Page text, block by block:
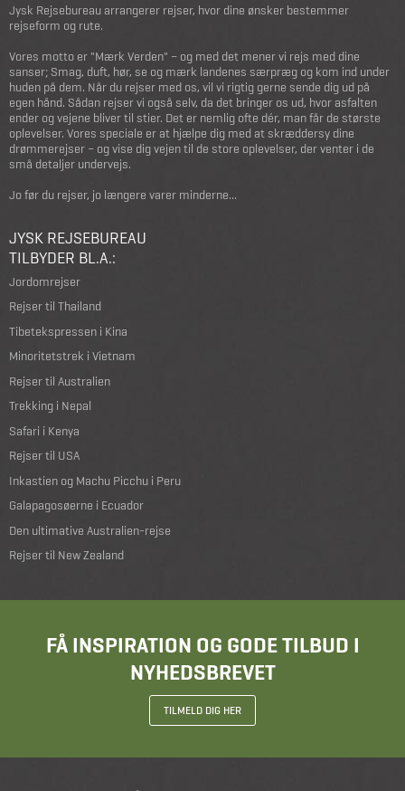
Jysk Rejsebureau arrangerer rejser, hvor dine ønsker bestemmer
rejseform og rute.
Vores motto er "Mærk Verden" – og med det mener vi rejs med dine
sanser; Smag, duft, hør, se og mærk landenes særpræg og kom ind under
huden på dem. Når du rejser med os, vil vi rigtig gerne sende dig ud på
egen hånd. Sådan rejser vi også selv, da det bringer os ud, hvor asfalten
ender og vejene bliver til stier. Det er nemlig ofte dér, man får de største
oplevelser. Vores speciale er at hjælpe dig med at skræddersy dine
drømmerejser – og vise dig vejen til de store oplevelser, der venter i de
små detaljer undervejs.
Jo før du rejser, jo længere varer minderne...
JYSK REJSEBUREAU
TILBYDER BL.A.:
Jordomrejser
Rejser til Thailand
Tibetekspressen i Kina
Minoritetstrek i Vietnam
Rejser til Australien
Trekking i Nepal
Safari i Kenya
Rejser til USA
Inkastien og Machu Picchu i Peru
Galapagosøerne i Ecuador
Den ultimative Australien-rejse
Rejser til New Zealand
FÅ INSPIRATION OG GODE TILBUD I
NYHEDSBREVET
TILMELD DIG HER